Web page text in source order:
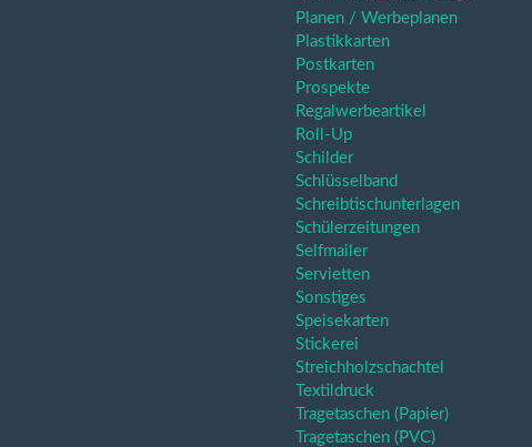
Planen / Werbeplanen
Plastikkarten
Postkarten
Prospekte
Regalwerbeartikel
Roll-Up
Schilder
Schlüsselband
Schreibtischunterlagen
Schülerzeitungen
Selfmailer
Servietten
Sonstiges
Speisekarten
Stickerei
Streichholzschachtel
Textildruck
Tragetaschen (Papier)
Tragetaschen (PVC)